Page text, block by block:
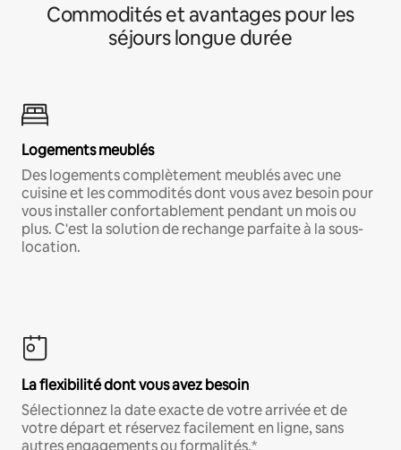
Commodités et avantages pour les
séjours longue durée
Logements meublés
Des logements complètement meublés avec une
cuisine et les commodités dont vous avez besoin pour
vous installer confortablement pendant un mois ou
plus. C'est la solution de rechange parfaite à la sous-
location.
La flexibilité dont vous avez besoin
Sélectionnez la date exacte de votre arrivée et de
votre départ et réservez facilement en ligne, sans
autres engagements ou formalités.*